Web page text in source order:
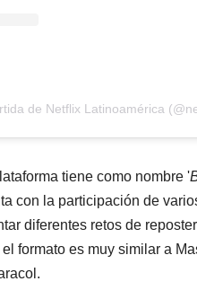
de Netflix Latinoamérica
tiene como nombre '
con la participación de
diferentes retos de
formato es muy similar a